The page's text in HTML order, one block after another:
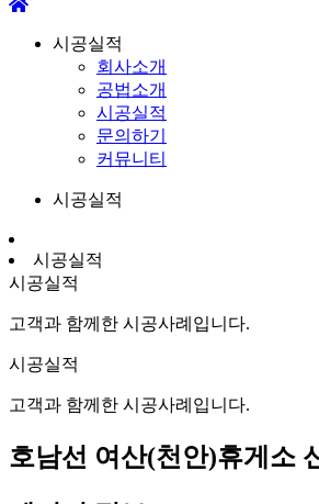
시공실적
회사소개
공법소개
시공실적
문의하기
커뮤니티
시공실적
시공실적
시공실적
고객과 함께한 시공사례입니다.
시공실적
고객과 함께한 시공사례입니다.
호남선 여산(천안)휴게소